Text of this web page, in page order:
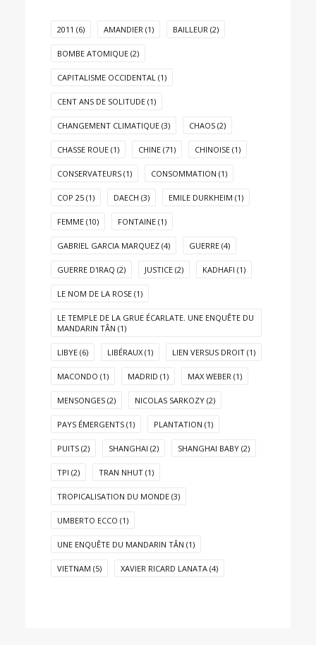
2011 (6) AMANDIER (1) BAILLEUR (2)
BOMBE ATOMIQUE (2)
CAPITALISME OCCIDENTAL (1)
CENT ANS DE SOLITUDE (1)
CHANGEMENT CLIMATIQUE (3) CHAOS (2)
CHASSE ROUE (1) CHINE (71) CHINOISE (1)
CONSERVATEURS (1) CONSOMMATION (1)
COP 25 (1) DAECH (3) EMILE DURKHEIM (1)
FEMME (10) FONTAINE (1)
GABRIEL GARCIA MARQUEZ (4) GUERRE (4)
GUERRE D'IRAQ (2) JUSTICE (2) KADHAFI (1)
LE NOM DE LA ROSE (1)
LE TEMPLE DE LA GRUE ÉCARLATE. UNE ENQUÊTE DU
MANDARIN TÂN (1)
LIBYE (6) LIBÉRAUX (1) LIEN VERSUS DROIT (1)
MACONDO (1) MADRID (1) MAX WEBER (1)
MENSONGES (2) NICOLAS SARKOZY (2)
PAYS ÉMERGENTS (1) PLANTATION (1)
PUITS (2) SHANGHAI (2) SHANGHAI BABY (2)
TPI (2) TRAN NHUT (1)
TROPICALISATION DU MONDE (3)
UMBERTO ECCO (1)
UNE ENQUÊTE DU MANDARIN TÂN (1)
VIETNAM (5) XAVIER RICARD LANATA (4)